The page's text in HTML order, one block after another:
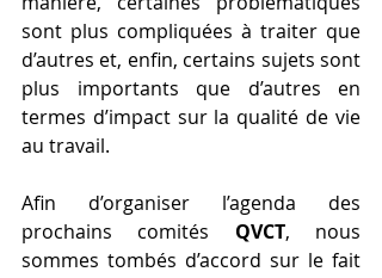
sont plus compliquées à traiter que
d’autres et, enfin, certains sujets sont
plus importants que d’autres en
termes d’impact sur la qualité de vie
au travail.
Afin d’organiser l’agenda des
prochains comités QVCT, nous
sommes tombés d’accord sur le fait